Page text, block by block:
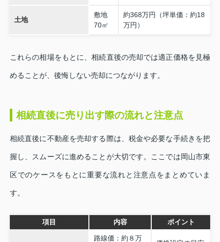
土地
敷地
70㎡
約368万円（坪単価：約18
万円）
これらの相場をもとに、相続直後の売却では適正価格を見極
めることが、後悔しない売却につながります。
相続直後に売り出す際の流れと注意点
相続直後に不動産を売却する際は、税金や必要な手続きを把
握し、スムーズに進めることが大切です。ここでは岡山市東
区でのケースをもとに重要な流れと注意点をまとめていま
す。
項目 内容 ポイント
路線価：約８万